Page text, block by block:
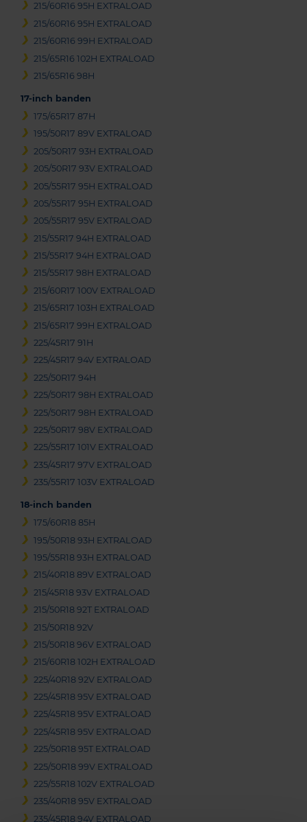
215/60R16 95H EXTRALOAD
215/60R16 95H EXTRALOAD
215/60R16 99H EXTRALOAD
215/65R16 102H EXTRALOAD
215/65R16 98H
17-inch banden
175/65R17 87H
195/50R17 89V EXTRALOAD
205/50R17 93H EXTRALOAD
205/50R17 93V EXTRALOAD
205/55R17 95H EXTRALOAD
205/55R17 95H EXTRALOAD
205/55R17 95V EXTRALOAD
215/55R17 94H EXTRALOAD
215/55R17 94H EXTRALOAD
215/55R17 98H EXTRALOAD
215/60R17 100V EXTRALOAD
215/65R17 103H EXTRALOAD
215/65R17 99H EXTRALOAD
225/45R17 91H
225/45R17 94V EXTRALOAD
225/50R17 94H
225/50R17 98H EXTRALOAD
225/50R17 98H EXTRALOAD
225/50R17 98V EXTRALOAD
225/55R17 101V EXTRALOAD
235/45R17 97V EXTRALOAD
235/55R17 103V EXTRALOAD
18-inch banden
175/60R18 85H
195/50R18 93H EXTRALOAD
195/55R18 93H EXTRALOAD
215/40R18 89V EXTRALOAD
215/45R18 93V EXTRALOAD
215/50R18 92T EXTRALOAD
215/50R18 92V
215/50R18 96V EXTRALOAD
215/60R18 102H EXTRALOAD
225/40R18 92V EXTRALOAD
225/45R18 95V EXTRALOAD
225/45R18 95V EXTRALOAD
225/45R18 95V EXTRALOAD
225/50R18 95T EXTRALOAD
225/50R18 99V EXTRALOAD
225/55R18 102V EXTRALOAD
235/40R18 95V EXTRALOAD
235/45R18 94V EXTRALOAD